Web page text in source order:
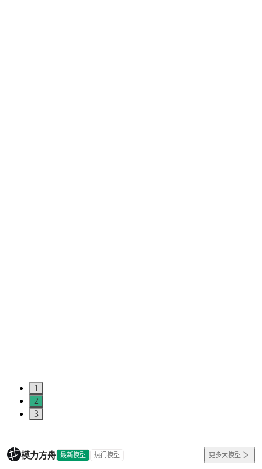
1
2
3
模力方舟 最新模型 热门模型 更多大模型